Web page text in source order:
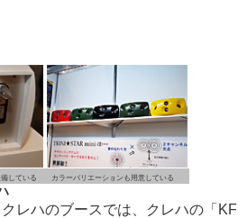
している カラーバリエーションも用意している
レハのブースでは、クレハの「KF